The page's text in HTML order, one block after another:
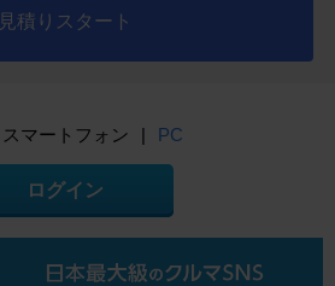
見積りスタート
スマートフォン | PC
ログイン